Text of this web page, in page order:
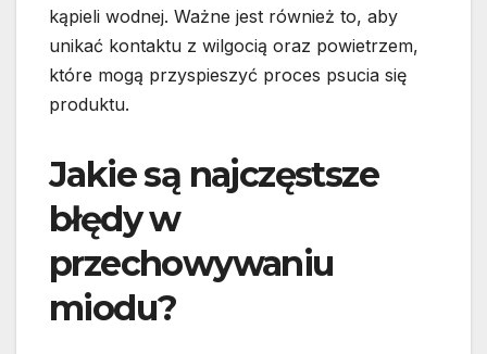
kąpieli wodnej. Ważne jest również to, aby
unikać kontaktu z wilgocią oraz powietrzem,
które mogą przyspieszyć proces psucia się
produktu.
Jakie są najczęstsze
błędy w
przechowywaniu
miodu?